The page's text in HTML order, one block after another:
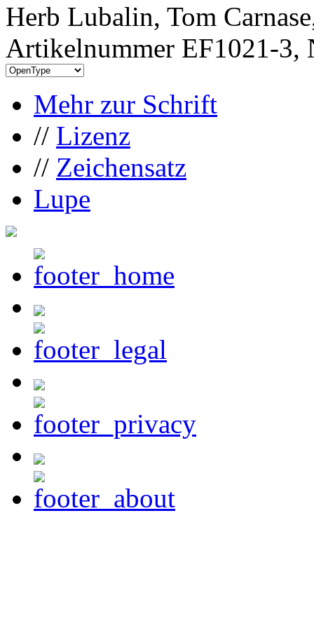
Herb Lubalin, Tom
Artikelnummer EF1021-3,
Mehr zur Schrift
// Lizenz
// Zeichensatz
Lupe